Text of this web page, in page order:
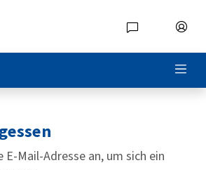
E-Mail-Adresse an, um sich ein